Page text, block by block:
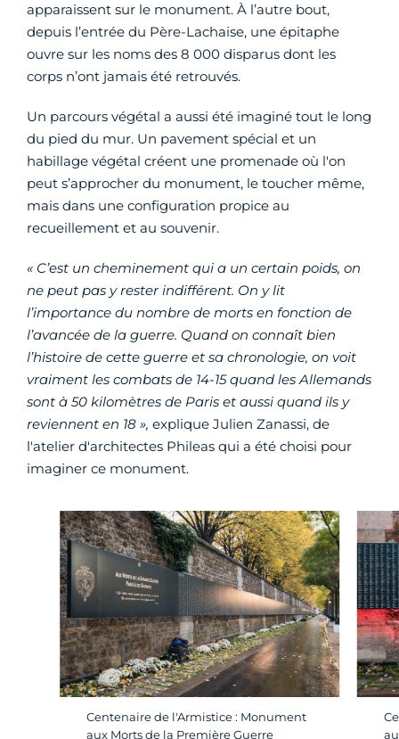
apparaissent sur le monument. À l’autre bout,
depuis l’entrée du Père-Lachaise, une épitaphe
ouvre sur les noms des 8 000 disparus dont les
corps n’ont jamais été retrouvés.
Un parcours végétal a aussi été imaginé tout le long
du pied du mur. Un pavement spécial et un
habillage végétal créent une promenade où l'on
peut s’approcher du monument, le toucher même,
mais dans une configuration propice au
recueillement et au souvenir.
« C’est un cheminement qui a un certain poids, on
ne peut pas y rester indifférent. On y lit
l’importance du nombre de morts en fonction de
l’avancée de la guerre. Quand on connaît bien
l’histoire de cette guerre et sa chronologie, on voit
vraiment les combats de 14-15 quand les Allemands
sont à 50 kilomètres de Paris et aussi quand ils y
reviennent en 18 », explique Julien Zanassi, de
l'atelier d'architectes Phileas qui a été choisi pour
imaginer ce monument.
Centenaire de l'Armistice : Monument
aux Morts de la Première Guerre